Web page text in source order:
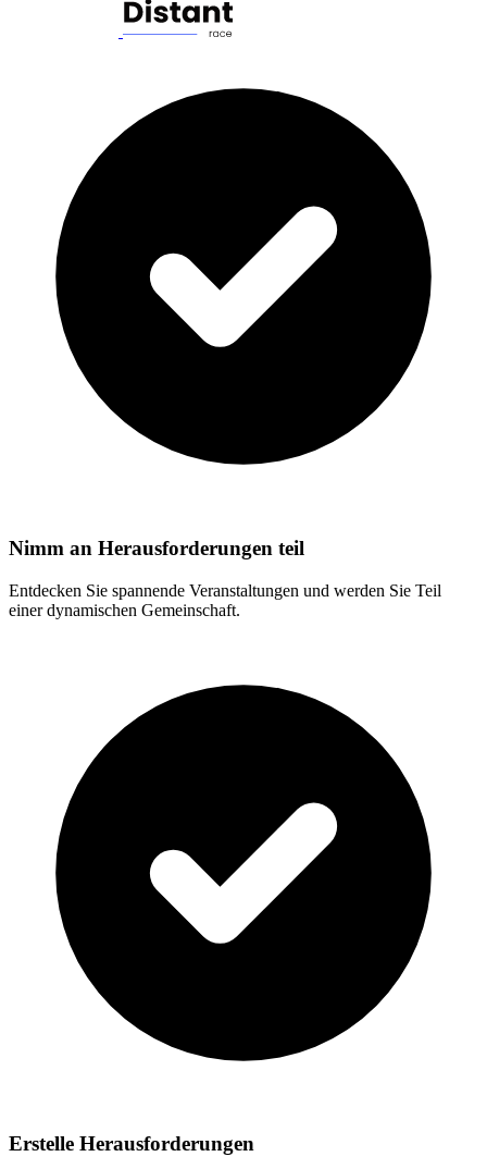
Nimm an Herausforderungen teil
Entdecken Sie spannende Veranstaltungen und werden Sie Teil
einer dynamischen Gemeinschaft.
Erstelle Herausforderungen